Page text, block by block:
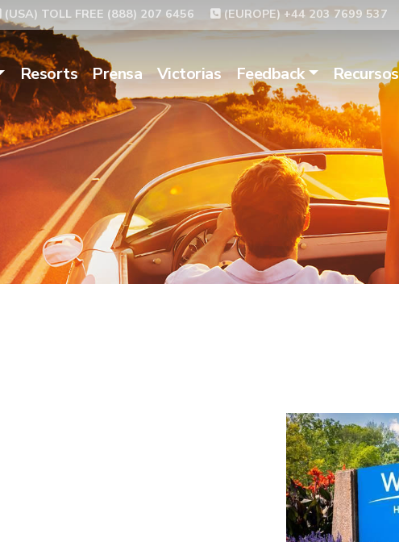
(USA) TOLL FREE (888) 207 6456 (EUROPE) +44 203 7699 537
Resorts Prensa Victorias Feedback Recursos